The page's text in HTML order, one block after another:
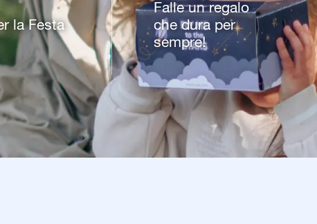
la Festa
Falle un regalo
che dura per
sempre!